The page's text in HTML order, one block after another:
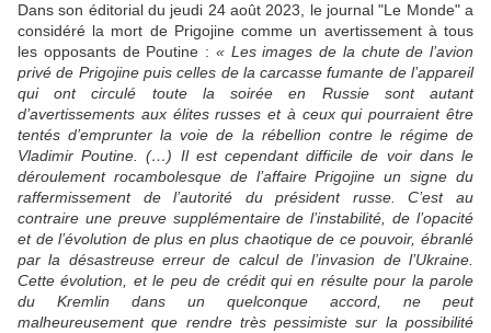
Dans son éditorial du jeudi 24 août 2023, le journal"Le Monde"a
considéré la mort de Prigojine comme un avertissement à tous
les opposants de Poutine : « Les images de la chute de l’avion
privé de Prigojine puis celles de la carcasse fumante de l’appareil
qui ont circulé toute la soirée en Russie sont autant
d’avertissements aux élites russes et à ceux qui pourraient être
tentés d’emprunter la voie de la rébellion contre le régime de
Vladimir Poutine. (…) Il est cependant difficile de voir dans le
déroulement rocambolesque de l’affaire Prigojine un signe du
raffermissement de l’autorité du président russe. C’est au
contraire une preuve supplémentaire de l’instabilité, de l’opacité
et de l’évolution de plus en plus chaotique de ce pouvoir, ébranlé
par la désastreuse erreur de calcul de l’invasion de l’Ukraine.
Cette évolution, et le peu de crédit qui en résulte pour la parole
du Kremlin dans un quelconque accord, ne peut
malheureusement que rendre très pessimiste sur la possibilité